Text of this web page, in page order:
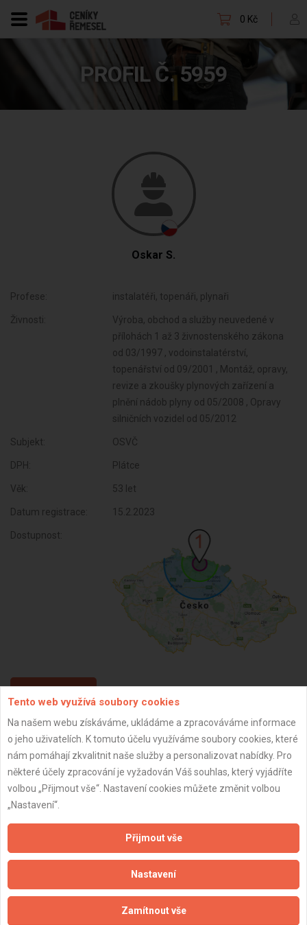
0 Kč
PROFIL Č. 5959
Oskar S.
Profese: instalatéři, topenáři, plynaři
Živnosti:
Výroba, obchod a služby neuvedené v
přílohách 1 až 3 živnostenského zákona
od 03/1997 , vodoinstalatérství,
topenářství od 09/2001 , Montáž, opravy,
revize a zkoušky plynových zařízení a
plnění nádob plyny od 05/2008 , Opravy
silničních vozidel od 05/2012
Subjekt: OSVČ
DPH: Plátce
Věk: 53 let
Datum registrace: 15.2.2023
Dostupnost:
ZPĚT
Aktualizováno z portálu ARES dne 01.01.2024 05:00:11
Naše firmy a řemeslníci
Zpracování a ochrana osobních údajů
Tento web využívá soubory cookies
Na našem webu získáváme, ukládáme a zpracováváme informace
o jeho uživatelích. K tomuto účelu využíváme soubory cookies, které
nám pomáhají zkvalitnit naše služby a personalizovat nabídky. Pro
některé účely zpracování je vyžadován Váš souhlas, který vyjádříte
volbou „Přijmout vše“. Nastavení cookies můžete změnit volbou
„Nastavení“.
Přijmout vše
Nastavení
Zamítnout vše